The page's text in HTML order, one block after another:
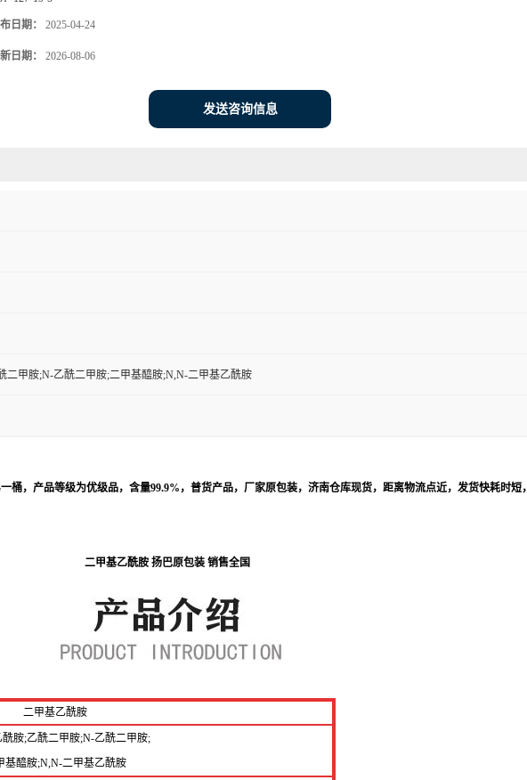
日期： 2025-04-24
日期： 2026-08-06
发送咨询信息
二甲胺;N-乙酰二甲胺;二甲基醯胺;N,N-二甲基乙酰胺
，产品等级为优级品，含量99.9%，普货产品，厂家原包装，济南仓库现货，距离物流点近，发货快耗时短，
二甲基乙酰胺 扬巴原包装 销售全国
二甲基乙酰胺
胺;乙酰二甲胺;N-乙酰二甲胺;
基醯胺;N,N-二甲基乙酰胺